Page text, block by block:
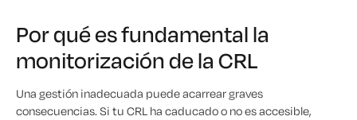
Por qué es fundamental la
monitorización de la CRL
Una gestión inadecuada puede acarrear graves
consecuencias. Si tu CRL ha caducado o no es accesible,